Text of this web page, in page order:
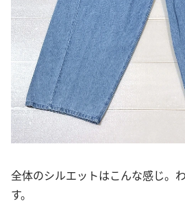
全体のシルエットはこんな感じ。
す。